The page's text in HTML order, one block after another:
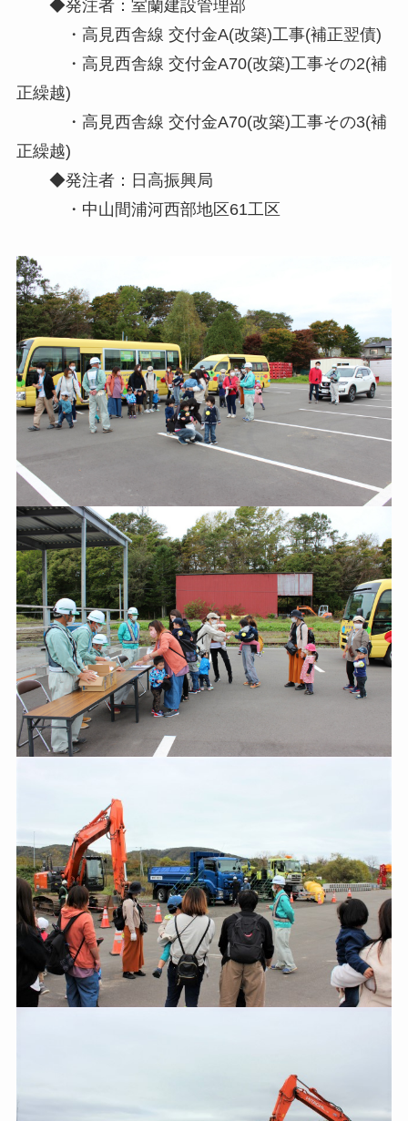
◆発注者：室蘭建設管理部
・高見西舎線 交付金A(改築)工事(補正翌債)
・高見西舎線 交付金A70(改築)工事その2(補
正繰越)
・高見西舎線 交付金A70(改築)工事その3(補
正繰越)
◆発注者：日高振興局
・中山間浦河西部地区61工区